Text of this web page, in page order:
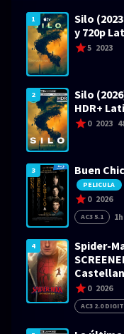
1
Silo
y 720p
5 2023
2
Silo
HDR+
0 2023
3 Buen
PELICULA
0 2026
AC3 5.1
4
Spider-
0 2026
AC3 2.0